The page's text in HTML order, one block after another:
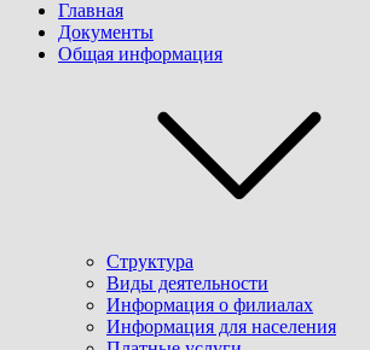
Главная
Документы
Общая информация
Структура
Виды деятельности
Информация о филиалах
Информация для населения